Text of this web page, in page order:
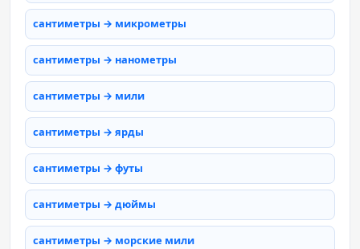
сантиметры → микрометры
сантиметры → нанометры
сантиметры → мили
сантиметры → ярды
сантиметры → футы
сантиметры → дюймы
сантиметры → морские мили